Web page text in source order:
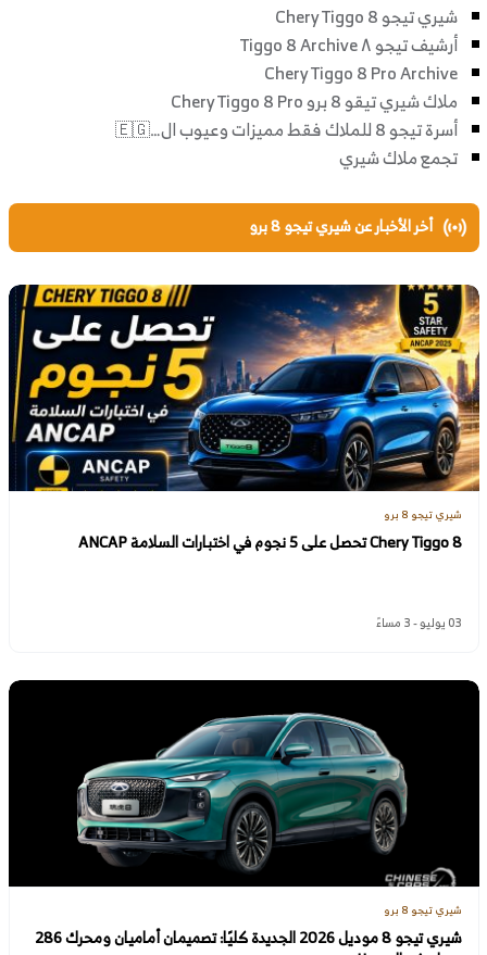
شيري تيجو Chery Tiggo 8
أرشيف تيجو ٨ Tiggo 8 Archive
Chery Tiggo 8 Pro Archive
ملاك شيري تيقو 8 برو Chery Tiggo 8 Pro
أسرة تيجو 8 للملاك فقط مميزات وعيوب ال…🇪🇬
تجمع ملاك شيري
أخر الأخبار عن شيري تيجو 8 برو
شيري تيجو 8 برو
Chery Tiggo 8 تحصل على 5 نجوم في اختبارات السلامة ANCAP
03 يوليو - 3 مساءً
شيري تيجو 8 برو
شيري تيجو 8 موديل 2026 الجديدة كليًا: تصميمان أماميان ومحرك 286